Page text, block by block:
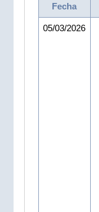
Fecha
05/03/2026